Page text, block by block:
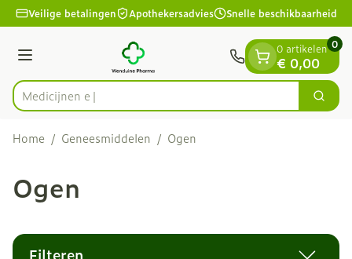
Ga naar de inhoud
1 van 1
Veilige betalingen Apothekersadvies Snelle beschikbaarheid
Menu
Product, merk, categorie... Zoek
0 artikelen
€ 0,00
0
Home / Geneesmiddelen / Ogen
Ogen
Filteren